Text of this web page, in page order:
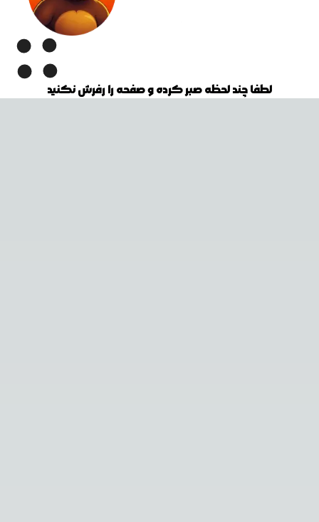
لطفا چند لحظه صبر کرده و صفحه را رفرش نکنید